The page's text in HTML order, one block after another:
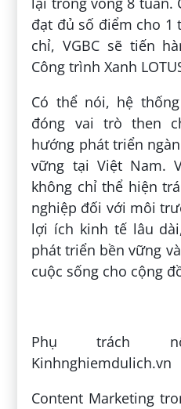
đạt đủ số điểm cho 1
chỉ, VGBC sẽ tiến
Công trình Xanh
Có thể nói, hệ
đóng vai trò then
hướng phát triển
vững tại Việt Nam.
không chỉ thể hiện
nghiệp đối với môi
lợi ích kinh tế lâu
phát triển bền vững
cuộc sống cho cộng
Phụ trách
Kinhnghiemdulich.vn
Content Marketing